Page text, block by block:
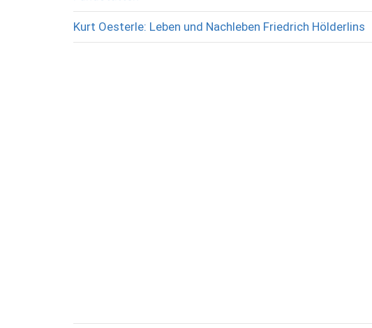
Kurt Oesterle: Leben und Nachleben Friedrich Hölderlins